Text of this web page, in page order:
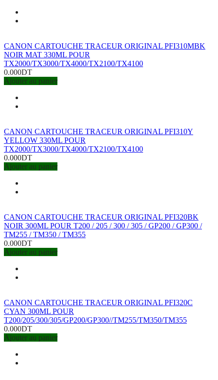
CANON CARTOUCHE TRACEUR ORIGINAL PFI310MBK
NOIR MAT 330ML POUR
TX2000/TX3000/TX4000/TX2100/TX4100
0.000DT
Ajouter au panier
CANON CARTOUCHE TRACEUR ORIGINAL PFI310Y
YELLOW 330ML POUR
TX2000/TX3000/TX4000/TX2100/TX4100
0.000DT
Ajouter au panier
CANON CARTOUCHE TRACEUR ORIGINAL PFI320BK
NOIR 300ML POUR T200 / 205 / 300 / 305 / GP200 / GP300 /
TM255 / TM350 / TM355
0.000DT
Ajouter au panier
CANON CARTOUCHE TRACEUR ORIGINAL PFI320C
CYAN 300ML POUR
T200/205/300/305/GP200/GP300//TM255/TM350/TM355
0.000DT
Ajouter au panier